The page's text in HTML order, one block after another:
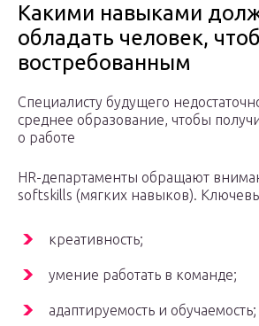
Какими навыками
обладать человек,
востребованным
Специалисту будущего
среднее образование, чтобы
о работе
HR-департаменты обращают
softskills (мягких навыков).
креативность;
умение работать в команде;
адаптируемость и обучаемость;